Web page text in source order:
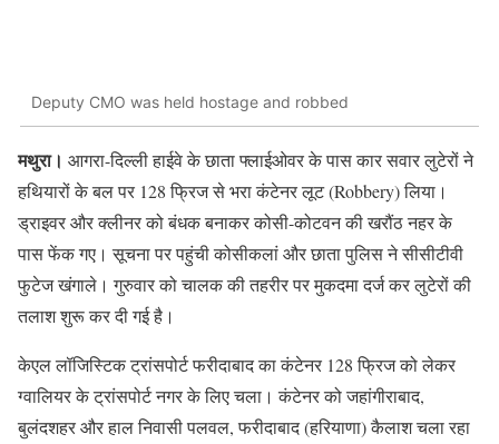
Deputy CMO was held hostage and robbed
मथुरा। आगरा-दिल्ली हाईवे के छाता फ्लाईओवर के पास कार सवार लुटेरों ने
हथियारों के बल पर 128 फ्रिज से भरा कंटेनर लूट (Robbery) लिया।
ड्राइवर और क्लीनर को बंधक बनाकर कोसी-कोटवन की खरौंठ नहर के
पास फेंक गए। सूचना पर पहुंची कोसीकलां और छाता पुलिस ने सीसीटीवी
फुटेज खंगाले। गुरुवार को चालक की तहरीर पर मुकदमा दर्ज कर लुटेरों की
तलाश शुरू कर दी गई है।
केएल लॉजिस्टिक ट्रांसपोर्ट फरीदाबाद का कंटेनर 128 फ्रिज को लेकर
ग्वालियर के ट्रांसपोर्ट नगर के लिए चला। कंटेनर को जहांगीराबाद,
बुलंदशहर और हाल निवासी पलवल, फरीदाबाद (हरियाणा) कैलाश चला रहा